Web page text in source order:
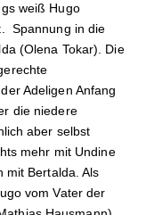
weiß Hugo
Spannung in die
(Olena Tokar). Die
Adeligen Anfang
die niedere
aber selbst
mehr mit Undine
mit Bertalda. Als
vom Vater der